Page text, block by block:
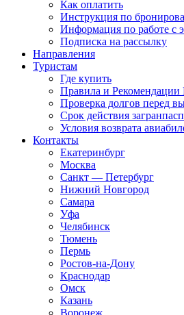
Как оплатить
Инструкция по
Информация по работе с
Подписка на рассылку
Направления
Туристам
Где купить
Правила и
Проверка долгов перед
Срок действия
Условия возврата
Контакты
Екатеринбург
Москва
Санкт — Петербург
Нижний Новгород
Самара
Уфа
Челябинск
Тюмень
Пермь
Ростов-на-Дону
Краснодар
Омск
Казань
Воронеж